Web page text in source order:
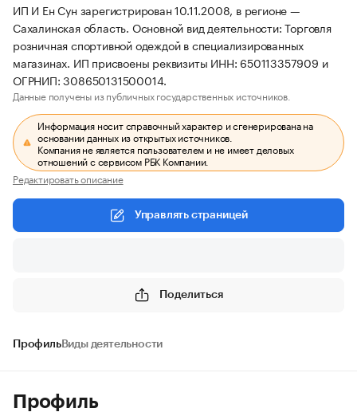
ИП И Ен Сун зарегистрирован 10.11.2008, в регионе —
Сахалинская область. Основной вид деятельности: Торговля
розничная спортивной одеждой в специализированных
магазинах. ИП присвоены реквизиты ИНН: 650113357909 и
ОГРНИП: 308650131500014.
Данные получены из публичных государственных источников.
Информация носит справочный характер и сгенерирована на
основании данных из открытых источников.
Компания не является пользователем и не имеет деловых
отношений с сервисом РБК Компании.
Редактировать описание
Управлять страницей
Поделиться
ПрофильВиды деятельности
Профиль